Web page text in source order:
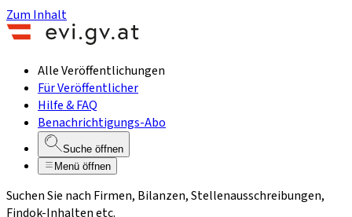
Zum Inhalt
Alle Veröffentlichungen
Für Veröffentlicher
Hilfe & FAQ
Benachrichtigungs-Abo
Suche öffnen
Menü öffnen
Suchen Sie nach Firmen, Bilanzen, Stellenausschreibungen,
Findok-Inhalten etc.